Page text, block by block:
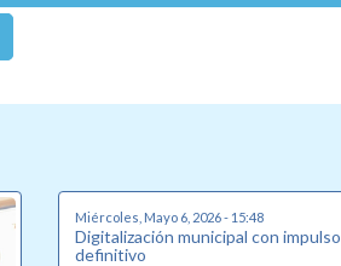
Miércoles, Mayo 6, 2026 - 15:48
Digitalización municipal con impulso
definitivo